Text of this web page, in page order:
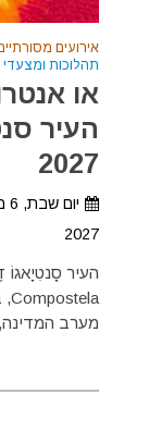
אירועים
תהלוכות ומצעדי
או
העיר
2027
2027
מערב